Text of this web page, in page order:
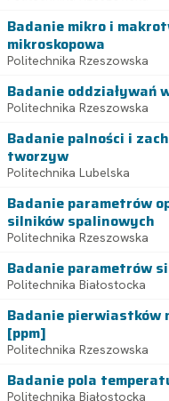
Badanie mikro i
mikroskopowa
Politechnika Rzeszowska
Badanie oddziaływań
Politechnika Rzeszowska
Badanie palności i
tworzyw
Politechnika Lubelska
Badanie parametrów
silników spalinowych
Politechnika Rzeszowska
Badanie parametrów
Politechnika Białostocka
Badanie pierwiastków
[ppm]
Politechnika Rzeszowska
Badanie pola
Politechnika Białostocka